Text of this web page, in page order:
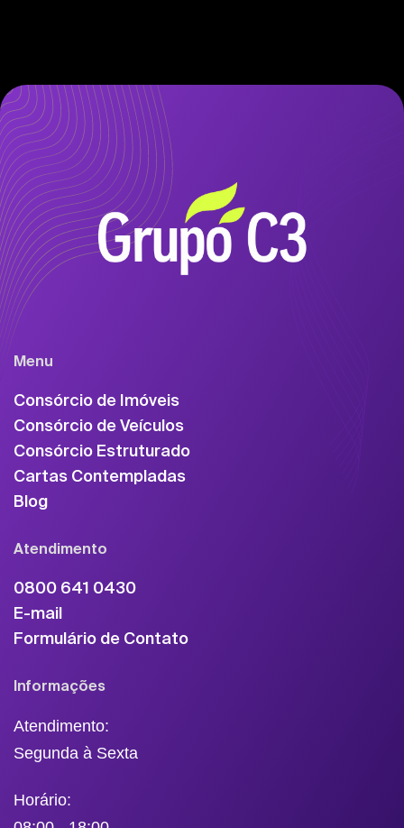
Menu
Consórcio de Imóveis
Consórcio de Veículos
Consórcio Estruturado
Cartas Contempladas
Blog
Atendimento
0800 641 0430
E-mail
Formulário de Contato
Informações
Atendimento:
Segunda à Sexta
Horário: